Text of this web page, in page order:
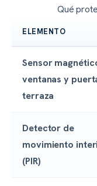
Qué
ELEMENTO
Sensor
ventanas y
terraza
Detector de
movimiento
(PIR)